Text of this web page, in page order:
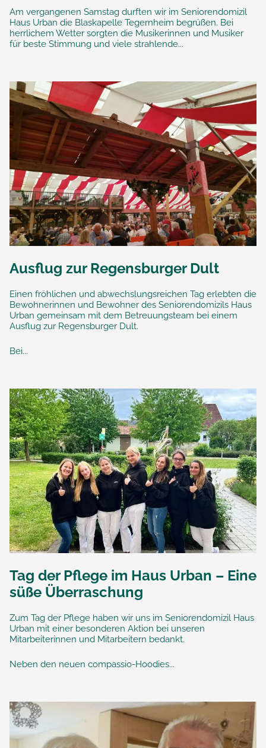
Am vergangenen Samstag durften wir im Seniorendomizil
Haus Urban die Blaskapelle Tegernheim begrüßen. Bei
herrlichem Wetter sorgten die Musikerinnen und Musiker
für beste Stimmung und viele strahlende...
Ausflug zur Regensburger Dult
Einen fröhlichen und abwechslungsreichen Tag erlebten die
Bewohnerinnen und Bewohner des Seniorendomizils Haus
Urban gemeinsam mit dem Betreuungsteam bei einem
Ausflug zur Regensburger Dult.
Bei...
Tag der Pflege im Haus Urban – Eine
süße Überraschung
Zum Tag der Pflege haben wir uns im Seniorendomizil Haus
Urban mit einer besonderen Aktion bei unseren
Mitarbeiterinnen und Mitarbeitern bedankt.
Neben den neuen compassio-Hoodies...